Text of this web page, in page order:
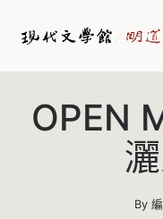
OPEN
By